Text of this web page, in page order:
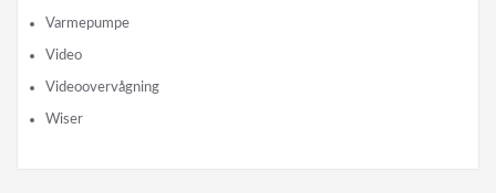
Varmepumpe
Video
Videoovervågning
Wiser